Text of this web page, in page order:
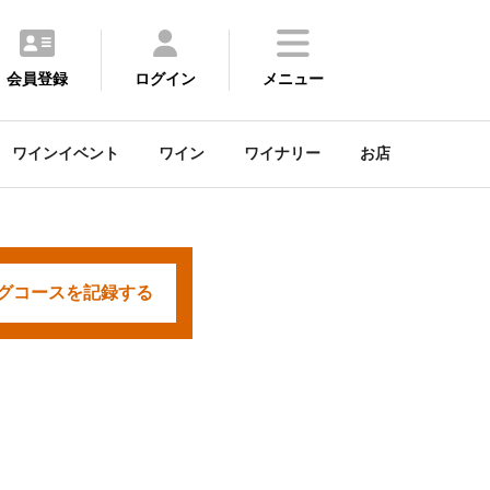
会員登録 ログイン メニュー
ワインイベント ワイン ワイナリー お店
コースを記録する